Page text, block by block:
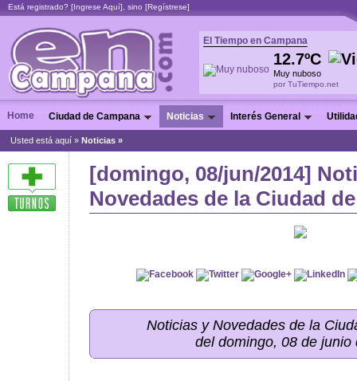
Está registrado? [Ingrese Aquí], sino [Regístrese]
El Tiempo en Campana
12.7ºC
Muy nuboso
por TuTiempo.net
Home Ciudad de Campana Noticias Interés General
Usted está aquí » Noticias »
[domingo, 08/jun/2014]
Novedades de la Ciudad
Noticias y Novedades de la
del domingo, 08 de junio